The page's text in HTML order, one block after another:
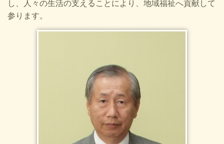
し、人々の生活の支えることにより、地域福祉へ貢献して
参ります。